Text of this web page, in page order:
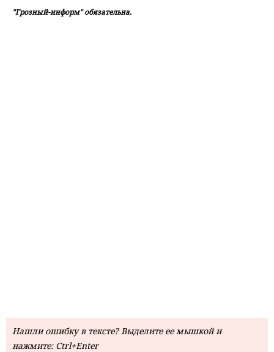
"Грозный-информ" обязательна.
Нашли ошибку в тексте? Выделите ее мышкой и
нажмите: Ctrl+Enter